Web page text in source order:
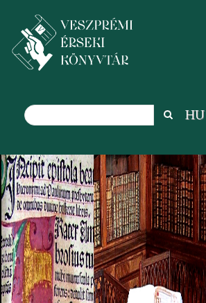
Ugrás
a
tartalomra
Search
Search HU